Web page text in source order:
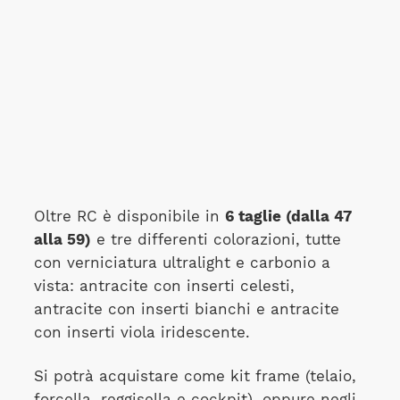
Oltre RC è disponibile in 6 taglie (dalla 47
alla 59) e tre differenti colorazioni, tutte
con verniciatura ultralight e carbonio a
vista: antracite con inserti celesti,
antracite con inserti bianchi e antracite
con inserti viola iridescente.
Si potrà acquistare come kit frame (telaio,